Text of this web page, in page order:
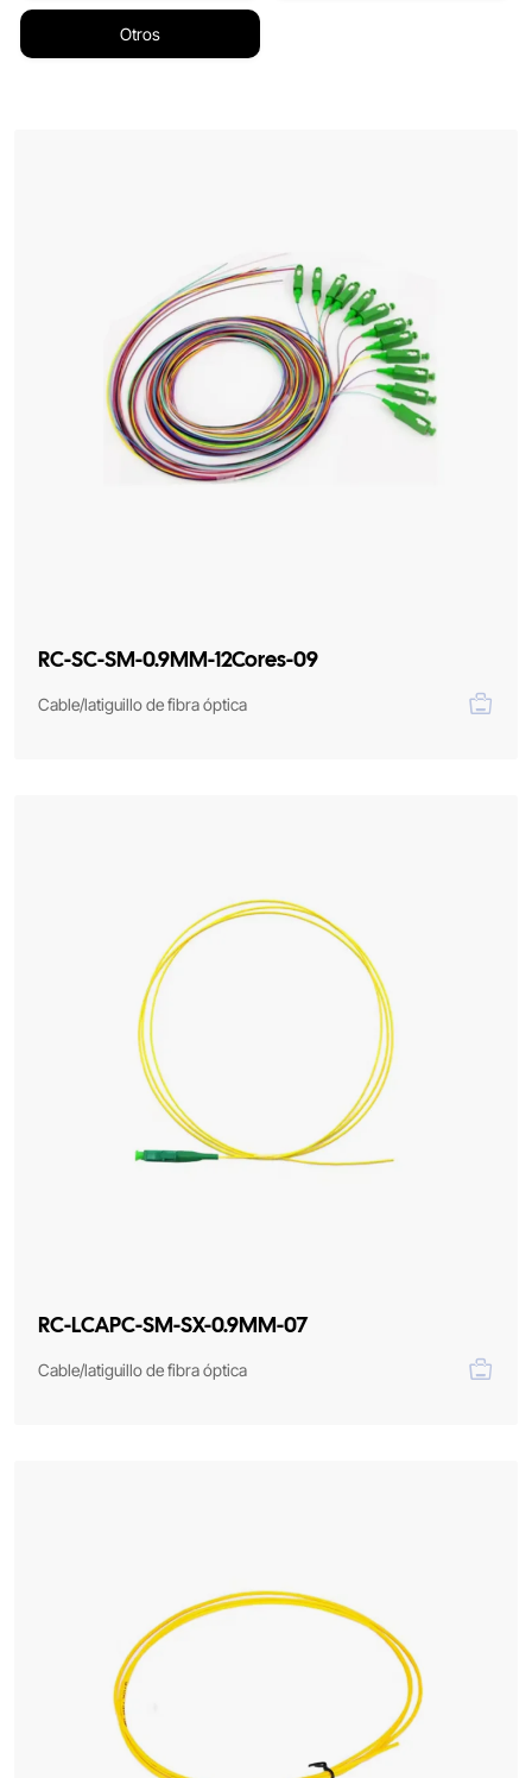
Otros
RC-SC-SM-0.9MM-12Cores-09
Cable/latiguillo de fibra óptica
RC-LCAPC-SM-SX-0.9MM-07
Cable/latiguillo de fibra óptica